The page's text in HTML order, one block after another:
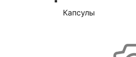
Капсулы